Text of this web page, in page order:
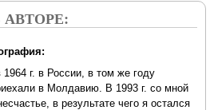
г. в России, в том же году
в Молдавию. В 1993 г. со мной
в результате чего я остался